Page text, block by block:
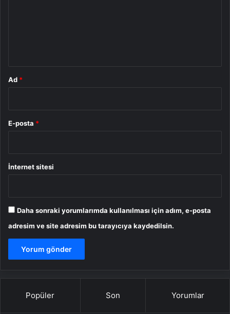
Ad *
E-posta *
İnternet sitesi
Daha sonraki yorumlarımda kullanılması için adım, e-posta
adresim ve site adresim bu tarayıcıya kaydedilsin.
Popüler Son Yorumlar